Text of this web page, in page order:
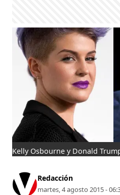
Kelly Osbourne y Donald
Redacción
martes, 4 agosto 2015 -